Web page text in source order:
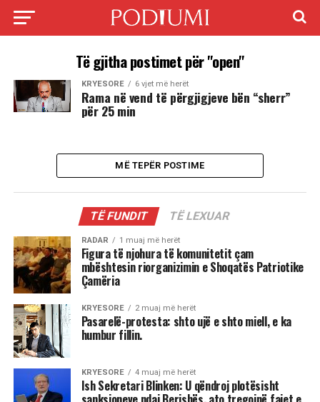
Të gjitha postimet për "open"
KRYESORE 6 vjet më herët
Rama në vend të përgjigjeve bën “sherr”
për 25 min
MË TEPËR POSTIME
TË FUNDIT TË LEXUAR
RADAR 1 muaj më herët
Figura të njohura të komunitetit çam
mbështesin riorganizimin e Shoqatës Patriotike
Çamëria
KRYESORE 2 muaj më herët
Pasarelë-protesta: shto ujë e shto miell, e ka
humbur fillin.
KRYESORE 4 muaj më herët
Ish Sekretari Blinken: U qëndroj plotësisht